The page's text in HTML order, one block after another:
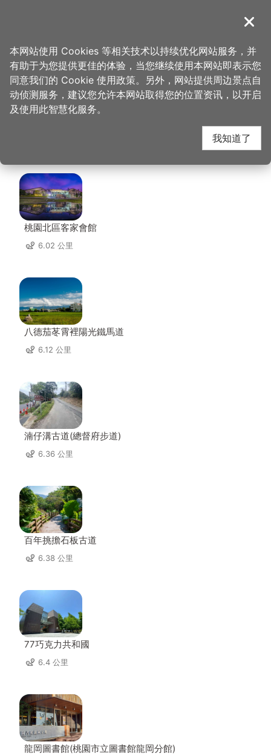
導覽
首页 > 想去的地方 > 美食、购物 > 溪友缘风味料理店
溪友缘风味料理店 周边
景点
桃園北區客家會館
6.02 公里
八德茄苳霄裡陽光鐵馬道
6.12 公里
湳仔溝古道(總督府步道)
6.36 公里
百年挑擔石板古道
6.38 公里
77巧克力共和國
6.4 公里
龍岡圖書館(桃園市立圖書館龍岡分館)
关闭
本网站使用 Cookies 等相关技术以持续优化网站服务，并
有助于为您提供更佳的体验，当您继续使用本网站即表示您
同意我们的 Cookie 使用政策。另外，网站提供周边景点自
动侦测服务，建议您允许本网站取得您的位置资讯，以开启
及使用此智慧化服务。
我知道了